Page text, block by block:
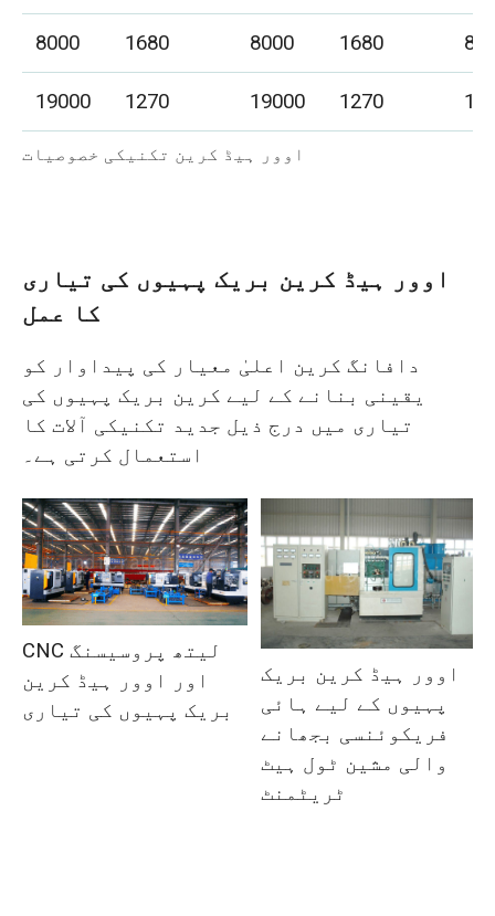
8000
1680 8000 1680
19000
1270 19000 1270
اوور ہیڈ کرین تکنیکی خصوصیات
اوور ہیڈ کرین بریک پہیوں کی تیاری
دافانگ کرین اعلیٰ معیار کی پیداوار کو
یقینی بنانے کے لیے کرین بریک پہیوں کی
تیاری میں درج ذیل جدید تکنیکی آلات کا
استعمال کرتی ہے۔
CNC لیتھ پروسیسنگ
اور اوور ہیڈ کرین
بریک پہیوں کی تیاری
اوور ہیڈ کرین بریک
پہیوں کے لیے ہائی
فریکوئنسی بجھانے
والی مشین ٹول ہیٹ
ٹریٹمنٹ